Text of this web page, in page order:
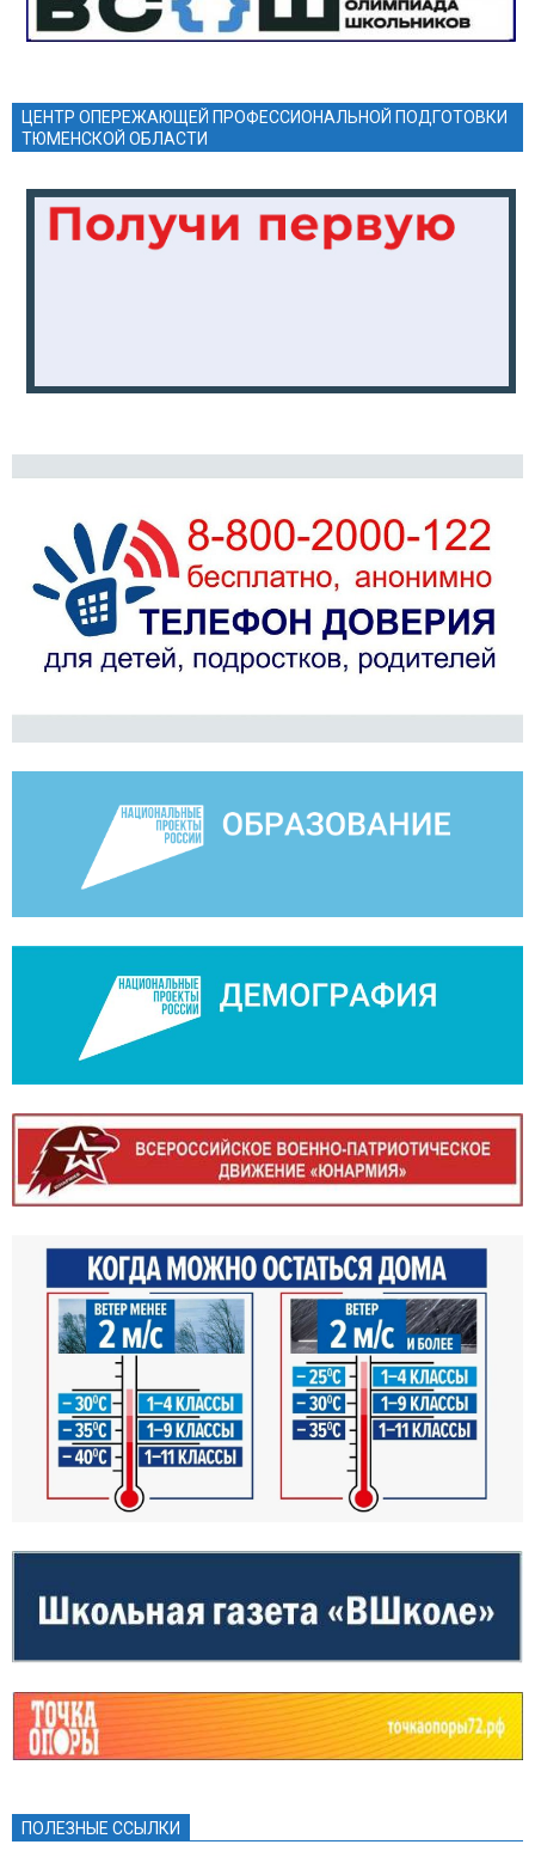
ЦЕНТР ОПЕРЕЖАЮЩЕЙ ПРОФЕССИОНАЛЬНОЙ ПОДГОТОВКИ
ТЮМЕНСКОЙ ОБЛАСТИ
ПОЛЕЗНЫЕ ССЫЛКИ